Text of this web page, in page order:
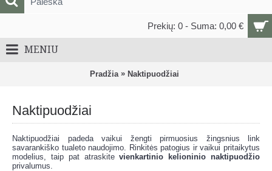
Prekių: 0 - Suma: 0,00 €
MENIU
Pradžia » Naktipuodžiai
Naktipuodžiai
Naktipuodžiai padeda vaikui žengti pirmuosius žingsnius link
savarankiško tualeto naudojimo. Rinkitės patogius ir vaikui pritaikytus
modelius, taip pat atraskitevienkartinio kelioninio naktipuodžio
privalumus.